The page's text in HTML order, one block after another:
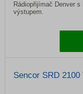
Rádiopřijímač Denver
výstupem.
Sencor SRD 2100